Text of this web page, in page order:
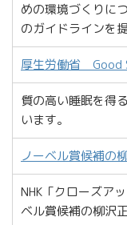
めの環境づくりに
のガイドラインを
厚生労働省 Good
質の高い睡眠を得
います。
ノーベル賞候補の
NHK「クローズア
ベル賞候補の柳沢